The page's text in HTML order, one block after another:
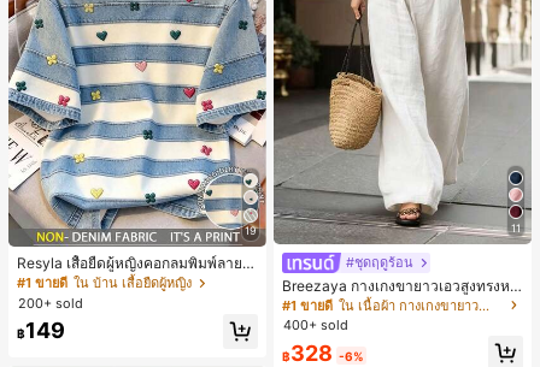
19
Resyla เสื้อยืดผู้หญิงคอกลมพิมพ์ลายด
อกไม้ 3D ลายพิมพ์
#1 ขายดี ใน บ้าน เสื้อยืดผู้หญิง
200+ sold
฿149
11
#ชุดฤดูร้อน
Breezaya กางเกงขายาวเอวสูงทรงหล
วมขาบานสำหรับผู้หญิง สีขาวเรียบหรูส
ไตล์ชิค เหมาะสำหรับใส่เที่ยวทะเล วันห
ยโอกาสในชีวิตประจำวัน
#1 ขายดี
ใน เนื้อผ้า กางเกงขายาวลำลองผ้า
400+ sold
฿328 -6%